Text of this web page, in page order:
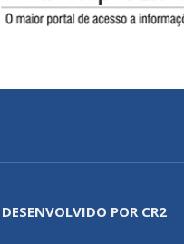
DESENVOLVIDO POR CR2